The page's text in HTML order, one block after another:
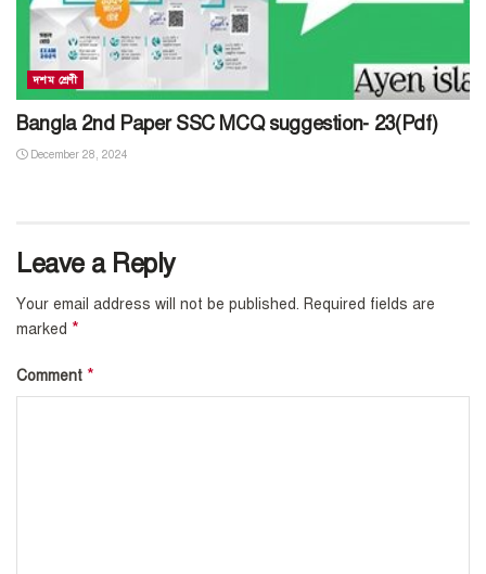
দশম শ্রেণী
Bangla 2nd Paper SSC MCQ suggestion- 23(Pdf)
December 28, 2024
Leave a Reply
Your email address will not be published. Required fields are
marked *
Comment *